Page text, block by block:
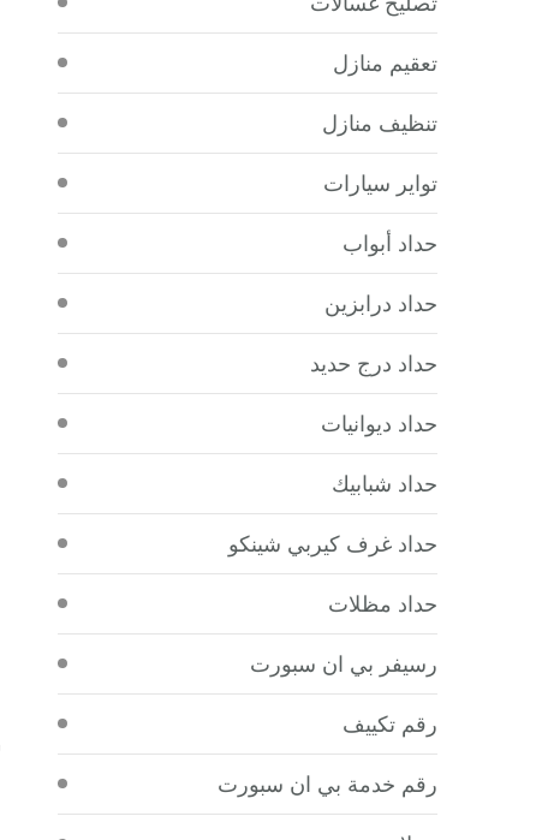
تعقيم منازل
تنظيف منازل
تواير سيارات
حداد أبواب
حداد درابزين
حداد درج حديد
حداد ديوانيات
حداد شبابيك
حداد غرف كيربي شينكو
حداد مظلات
رسيفر بي ان سبورت
رقم تكييف
رقم خدمة بي ان سبورت